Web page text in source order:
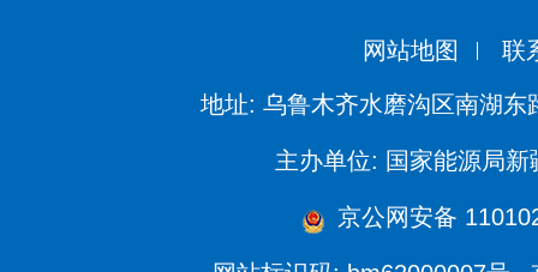
网站地图 联
地址: 乌鲁木齐水磨沟区南湖东
主办单位: 国家能源局新
京公网安备